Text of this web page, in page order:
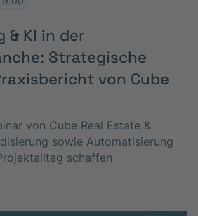
& KI in der
Strategische
von Cube
von Cube Real Estate &
sowie Automatisierung
schaffen